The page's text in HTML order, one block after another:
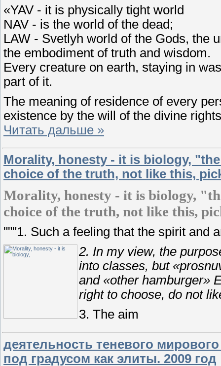
«YAV - it is physically tight world
NAV - is the world of the dead;
LAW - Svetlyh world of the Gods, the
the embodiment of truth and wisdom.
Every creature on earth, staying in
part of it.
The meaning of residence of every
existence by the will of the divine
Читать дальше »
Morality, honesty - it is biology,
choice of the truth, not like this,
Morality, honesty - it is biology,
choice of the truth, not like this,
"""1. Such a feeling that the spirit and
2. In my view, the
into classes, but
and «other hamburger»
right to choose, do not
3. The aim
деятельность теневого
под градусом как элиты. 2009 год